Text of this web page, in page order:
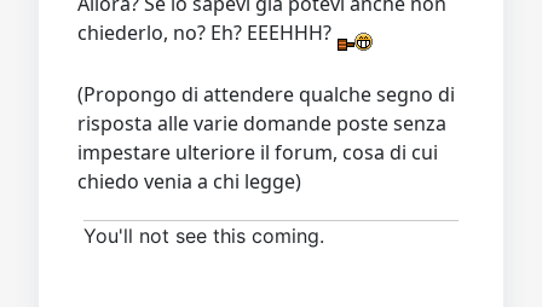
chiederlo, no? Eh? EEEHHH?
(Propongo di attendere qualche segno di
risposta alle varie domande poste senza
impestare ulteriore il forum, cosa di cui
chiedo venia a chi legge)
You'll not see this coming.